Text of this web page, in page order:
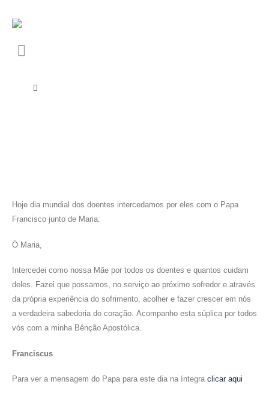
Hoje dia mundial dos doentes intercedamos por eles com o Papa
Francisco junto de Maria:
Ó Maria,
Intercedei como nossa Mãe por todos os doentes e quantos cuidam
deles. Fazei que possamos, no serviço ao próximo sofredor e através
da própria experiência do sofrimento, acolher e fazer crescer em nós
a verdadeira sabedoria do coração. Acompanho esta súplica por todos
vós com a minha Bênção Apostólica.
Franciscus
Para ver a mensagem do Papa para este dia na íntegra clicar aqui